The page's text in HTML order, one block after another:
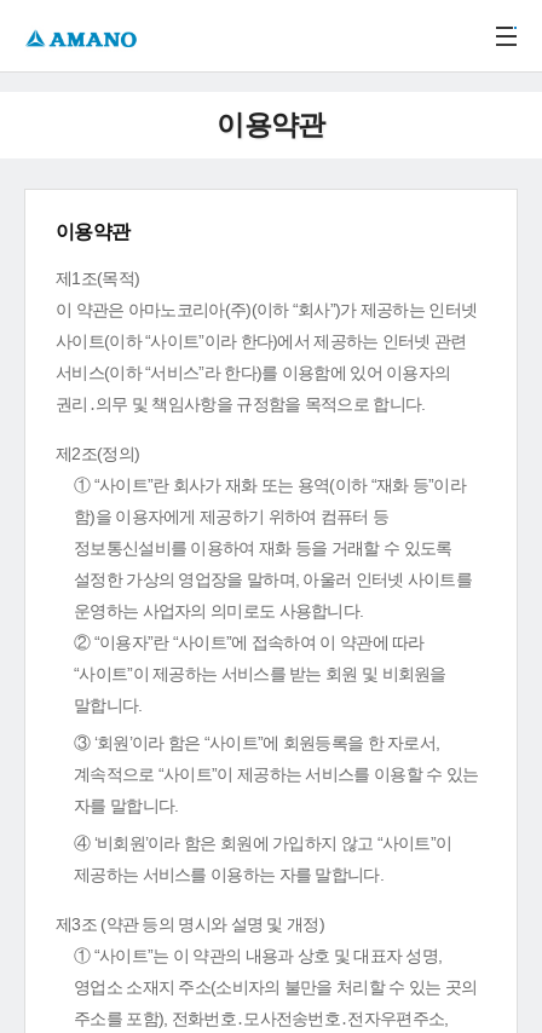
이용약관
이용약관
제1조(목적)
이 약관은 아마노코리아(주)(이하 “회사”)가 제공하는 인터넷
사이트(이하 “사이트”이라 한다)에서 제공하는 인터넷 관련
서비스(이하 “서비스”라 한다)를 이용함에 있어 이용자의
권리․의무 및 책임사항을 규정함을 목적으로 합니다.
제2조(정의)
① “사이트”란 회사가 재화 또는 용역(이하 “재화 등”이라
함)을 이용자에게 제공하기 위하여 컴퓨터 등
정보통신설비를 이용하여 재화 등을 거래할 수 있도록
설정한 가상의 영업장을 말하며, 아울러 인터넷 사이트를
운영하는 사업자의 의미로도 사용합니다.
② “이용자”란 “사이트”에 접속하여 이 약관에 따라
“사이트”이 제공하는 서비스를 받는 회원 및 비회원을
말합니다.
③ ‘회원’이라 함은 “사이트”에 회원등록을 한 자로서,
계속적으로 “사이트”이 제공하는 서비스를 이용할 수 있는
자를 말합니다.
④ ‘비회원’이라 함은 회원에 가입하지 않고 “사이트”이
제공하는 서비스를 이용하는 자를 말합니다.
제3조 (약관 등의 명시와 설명 및 개정)
① “사이트”는 이 약관의 내용과 상호 및 대표자 성명,
영업소 소재지 주소(소비자의 불만을 처리할 수 있는 곳의
주소를 포함), 전화번호․모사전송번호․전자우편주소,